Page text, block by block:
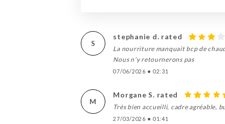
S
stephanie d. rated
La nourriture manquait bcp de
Nous n’y retournerons pas
07/06/2026 • 02:31
M
Morgane S. rated
Très bien accueilli, cadre agréable,
27/03/2026 • 01:41